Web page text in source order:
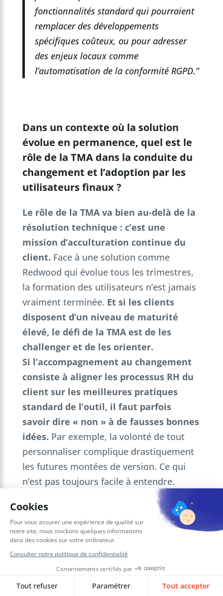
fonctionnalités standard qui pourraient
remplacer des développements
spécifiques coûteux, ou pour adresser
des enjeux locaux comme
l’automatisation de la conformité RGPD.”
Dans un contexte où la solution
évolue en permanence, quel est le
rôle de la TMA dans la conduite du
changement et l’adoption par les
utilisateurs finaux ?
Le rôle de la TMA va bien au-delà de la
résolution technique : c’est une
mission d’acculturation continue du
client. Face à une solution comme
Redwood qui évolue tous les trimestres,
la formation des utilisateurs n’est jamais
vraiment terminée. Et si les clients
disposent d’un niveau de maturité
élevé, le défi de la TMA est de les
challenger et de les orienter.
Si l’accompagnement au changement
consiste à aligner les processus RH du
client sur les meilleures pratiques
standard de l’outil, il faut parfois
savoir dire « non » à de fausses bonnes
idées. Par exemple, la volonté de tout
personnaliser complique drastiquement
les futures montées de version. Ce qui
n’est pas toujours facile à entendre.
Pourquoi une entreprise aurait-elle
intérêt à confier cette TMA à un
partenaire plutôt que d’internaliser
complètement ce support ?
Confier sa TMA à SQORUS, c’est s’assurer
d’une approche qui conjugue technicité et